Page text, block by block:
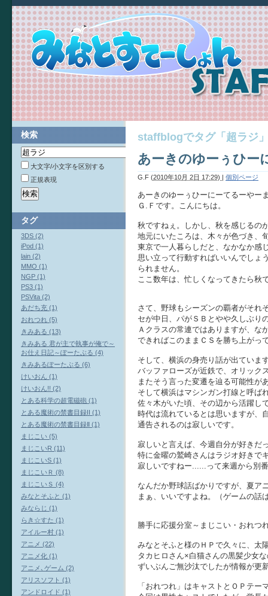
staffblogでタグ「超ラジ
あーきのゆーぅひー
G.F (2010年10月 2日 17:29) | 個別ページ
あーきのゆーぅひーにーてるーやー
Ｇ.Ｆです。こんにちは。
秋ですねぇ。しかし、秋を感じるの
地元にいたころは、木々が色づき、
東京で一人暮らしだと、なかなか感
思い立って行動すればいいんでしょ
られません。
ここ数年は、忙しくなってきたら秋
さて、野球もシーズンの覇者がそれ
セが中日、パがＳＢとやや久しぶり
Ａクラスの常連ではありますが、な
できればこのままＣＳを勝ち上がっ
そして、横浜の身売り話が出ていま
バッファローズが近鉄で、オリック
またそう言った変遷を辿る可能性が
そして横浜はマシンガン打線と呼ば
佐々木がいた頃、その辺から活躍し
時代は流れているとは思いますが、
通告されるのは寂しいです。
寂しいと言えば、今週自分が好きだ
特に金曜の鷲崎さんはラジオ好きで
寂しいですねー......って来週から別
なんだか野球話ばかりですが、夏ア
まぁ、いいですよね。（ゲームの話
勝手に応援分室～まじこい・おれ
みなとそふと様のＨＰで久々に、太
タカヒロさん×白猫さんの黒髪少女
ずいぶんご無沙汰でしたが情報が更
「おれつれ」はキャストとＯＰテー
検索
大文字/小文字を区別する
正規表現
タグ
3DS (2)
iPod (1)
lain (2)
MMO (1)
NGP (1)
PS3 (1)
PSVita (2)
あだち充 (1)
おれつれ (5)
きみある (13)
きみある 君が主で執事が俺で～
お仕え日記～ぽーたぶる (4)
きみあるぽーたぶる (6)
けいおん (1)
けいおん!! (2)
とある科学の超電磁砲 (1)
とある魔術の禁書目録II (1)
とある魔術の禁書目録Ⅱ (1)
まじこい (5)
まじこいR (11)
まじこいS (1)
まじこいＲ (8)
まじこいＳ (4)
みなとそふと (1)
みならじ (1)
らき☆すた (1)
アイルー村 (1)
アニメ (22)
アニメ化 (1)
アニメ､ゲーム (2)
アリスソフト (1)
アンドロイド (1)